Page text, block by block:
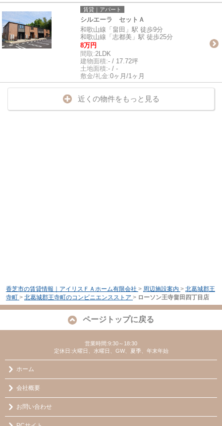
賃貸｜アパート
シルエーラ セットＡ
和歌山線「畠田」駅 徒歩9分
和歌山線「志都美」駅 徒歩25分
8万円
間取:2LDK
建物面積:- / 17.72坪
土地面積:- / -
敷金/礼金:0ヶ月/1ヶ月
近くの物件をもっと見る
香芝市の賃貸情報｜アイリスＦＡホーム有限会社 > 周辺施設案内 > 北葛城郡王
寺町 > 北葛城郡王寺町のコンビニエンスストア > ローソン王寺畠田四丁目店
ページトップに戻る
営業時間:9:30～18:30
定休日:火曜日、水曜日、GW、夏季、年末年始
ホーム
会社概要
お問い合わせ